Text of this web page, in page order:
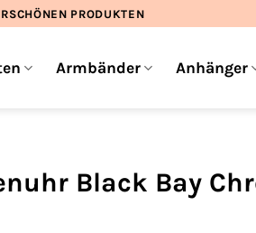
PRODUKTEN
Armbänder Anhänger
Black Bay